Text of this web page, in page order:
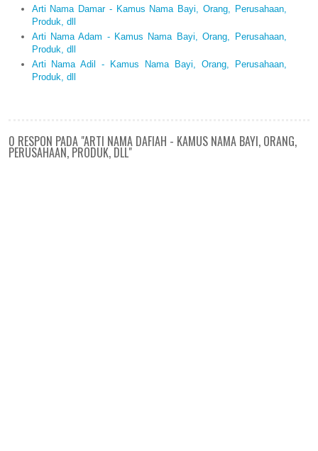
Arti Nama Damar - Kamus Nama Bayi, Orang, Perusahaan,
Produk, dll
Arti Nama Adam - Kamus Nama Bayi, Orang, Perusahaan,
Produk, dll
Arti Nama Adil - Kamus Nama Bayi, Orang, Perusahaan,
Produk, dll
0 RESPON PADA "ARTI NAMA DAFIAH - KAMUS NAMA BAYI, ORANG,
PERUSAHAAN, PRODUK, DLL"